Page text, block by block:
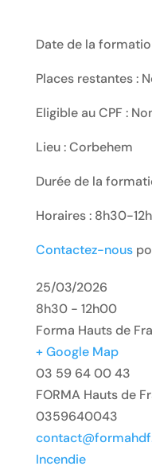
Date de la
Places restantes :
Eligible au CPF :
Lieu : Corbehem
Durée de la
Horaires : 8h30-
Contactez-nous
25/03/2026
8h30 - 12h00
Forma Hauts de
+ Google Map
03 59 64 00 43
FORMA Hauts de
0359640043
Incendie